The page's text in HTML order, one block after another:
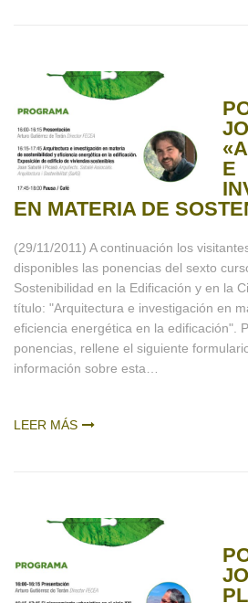
E
EN MATERIA DE
(29/11/2011) A continuación los
disponibles las ponencias del sexto
Sostenibilidad en la Edificación y en la
título: "Arquitectura e investigación en
eficiencia energética en la edificación".
ponencias, rellene el siguiente
información sobre esta…
LEER MÁS